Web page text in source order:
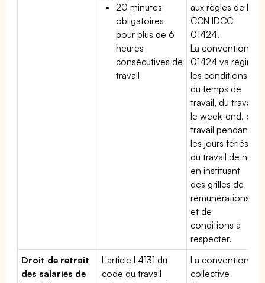
20 minutes
obligatoires
pour plus de 6
heures
consécutives de
travail
aux règles de la
CCN IDCC
01424.
La convention
01424 va régir
les conditions
du temps de
travail, du travail
le week-end, du
travail pendant
les jours fériés,
du travail de nuit
en instituant
des grilles de
rémunérations
et de
conditions à
respecter.
Droit de retrait
des salariés de
L'article L4131 du
code du travail
La convention
collective